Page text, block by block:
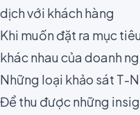
dịch với khách hàng
Khi muốn đặt ra mục
khác nhau của doanh
Những loại khảo sát T-
Để thu được những